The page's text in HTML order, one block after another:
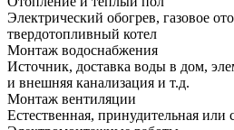
Электрический обогрев, газовое
твердотопливный котел
Монтаж водоснабжения
Источник, доставка воды в дом,
и внешняя канализация и т.д.
Монтаж вентиляции
Естественная, принудительная